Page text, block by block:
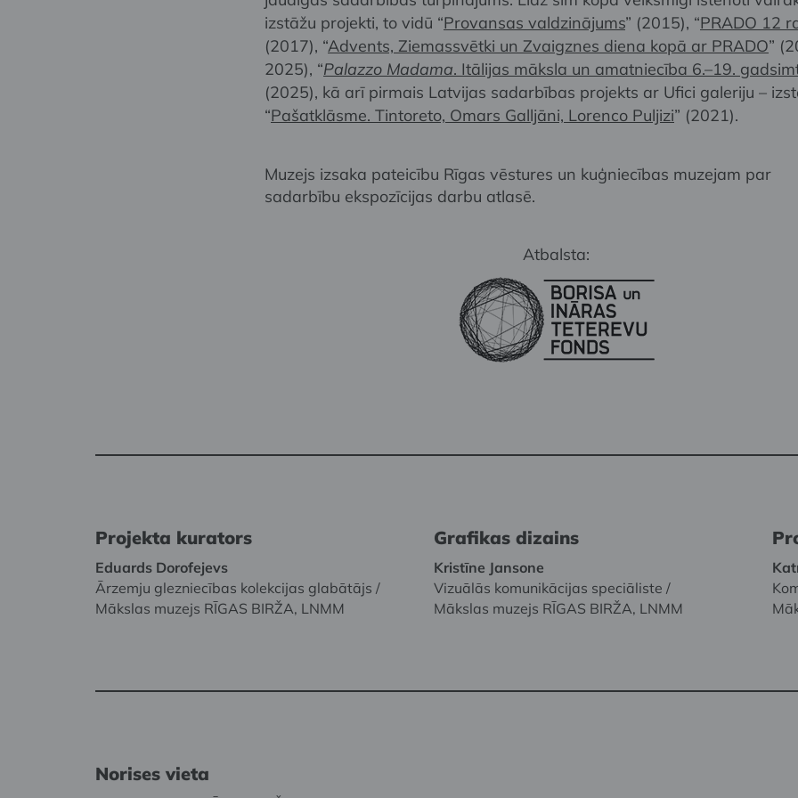
izstāžu projekti, to vidū “Provansas valdzinājums” (2015), “PRADO 12
(2017), “Advents, Ziemassvētki un Zvaigznes diena kopā ar PRADO”
2025), “Palazzo Madama. Itālijas māksla un amatniecība 6.–19.
(2025), kā arī pirmais Latvijas sadarbības projekts ar Ufici galeriju –
“Pašatklāsme. Tintoreto, Omars Galljāni, Lorenco Puljizi” (2021).
Muzejs izsaka pateicību Rīgas vēstures un kuģniecības muzejam par
sadarbību ekspozīcijas darbu atlasē.
Atbalsta:
Projekta kurators
Eduards Dorofejevs
Ārzemju glezniecības kolekcijas glabātājs /
Mākslas muzejs RĪGAS BIRŽA, LNMM
Grafikas dizains
Kristīne Jansone
Vizuālās komunikācijas speciāliste /
Mākslas muzejs RĪGAS BIRŽA, LNMM
Norises vieta